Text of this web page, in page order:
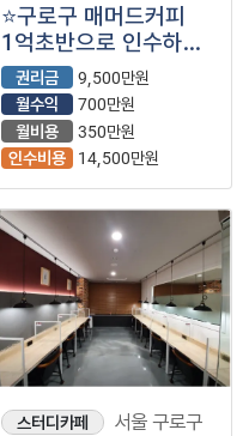
⭐구로구 매머드커피
1억초반으로 인수하는
월평균 2,700만원
매출이 나오는
매장입니다.
권리금
9,500만원
월수익
700만원
월비용
350만원
인수비용
14,500만원
스터디카페 서울 구로구